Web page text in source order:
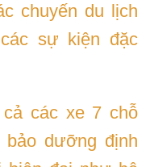
chuyến du lịch
sự kiện đặc
các xe 7 chỗ
dưỡng định